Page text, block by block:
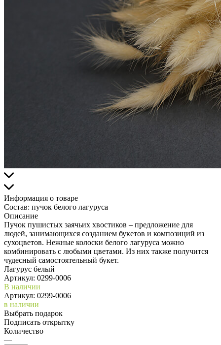
Информация о товаре
Состав: пучок белого лагуруса
Описание
Пучок пушистых заячьих хвостиков – предложение для
людей, занимающихся созданием букетов и композиций из
сухоцветов. Нежные колоски белого лагуруса можно
комбинировать с любыми цветами. Из них также получится
чудесный самостоятельный букет.
Лагурус белый
Артикул: 0299-0006
В наличии
Артикул: 0299-0006
в наличии
Выбрать подарок
Подписать открытку
Количество
—